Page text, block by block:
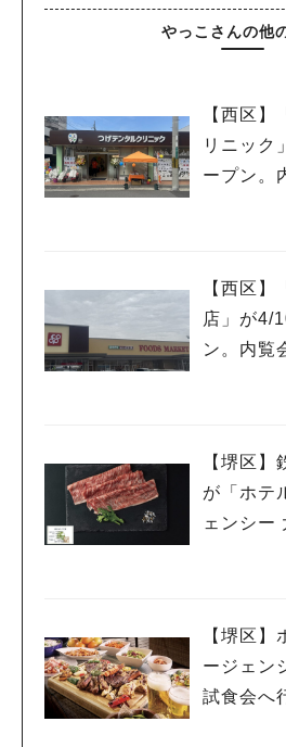
やっこさんの他
【西区】
リニック
ープン。
【西区】
店」が4/
ン。内覧
【堺区】
が「ホテ
ェンシー
【堺区】
ージェン
試食会へ
人気のキーワ
#泉ヶ丘駅#栂・美木多駅#光明池駅 #なか